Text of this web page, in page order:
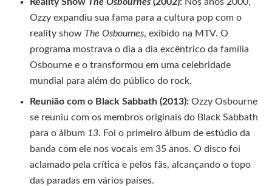
Ozzy expandiu sua fama para a cultura pop com o
reality show The Osbournes, exibido na MTV. O
programa mostrava o dia a dia excêntrico da família
Osbourne e o transformou em uma celebridade
mundial para além do público do rock.
Reunião com o Black Sabbath (2013): Ozzy Osbourne
se reuniu com os membros originais do Black Sabbath
para o álbum 13. Foi o primeiro álbum de estúdio da
banda com ele nos vocais em 35 anos. O disco foi
aclamado pela crítica e pelos fãs, alcançando o topo
das paradas em vários países.